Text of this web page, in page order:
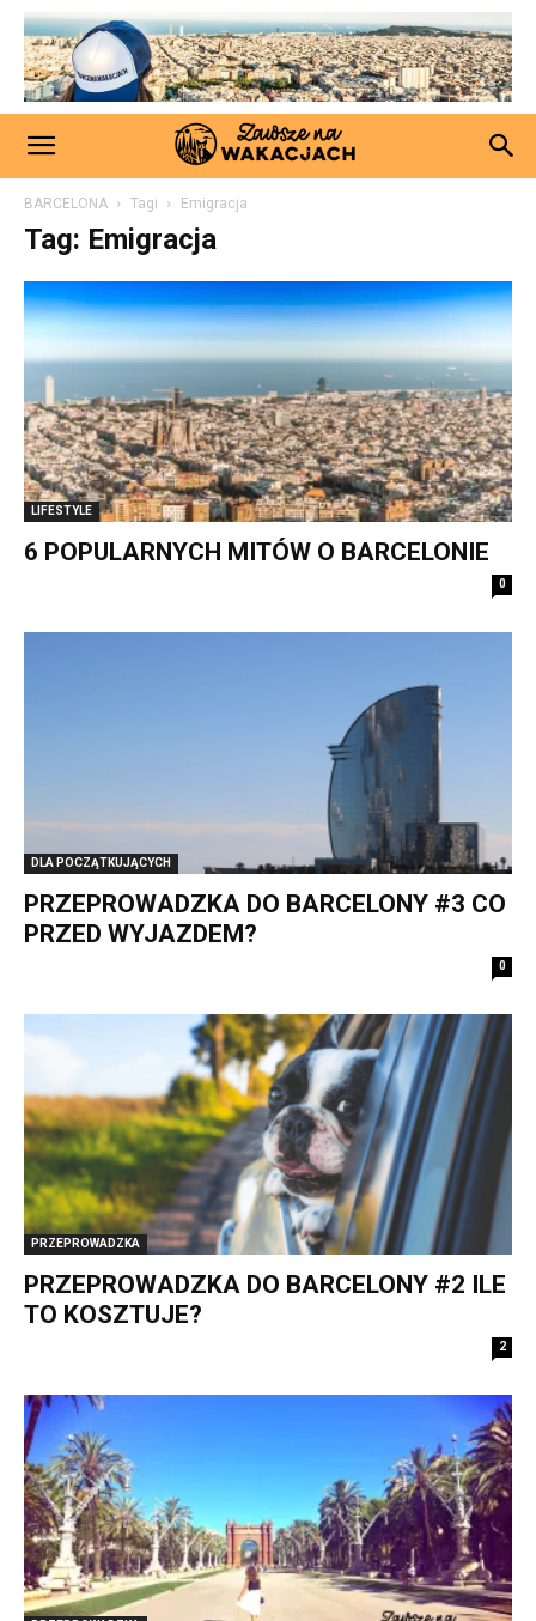
BARCELONA Tagi Emigracja
Tag: Emigracja
LIFESTYLE
6 POPULARNYCH MITÓW O BARCELONIE
0
DLA POCZĄTKUJĄCYCH
PRZEPROWADZKA DO BARCELONY #3 CO
PRZED WYJAZDEM?
0
PRZEPROWADZKA
PRZEPROWADZKA DO BARCELONY #2 ILE
TO KOSZTUJE?
2